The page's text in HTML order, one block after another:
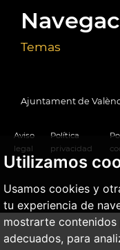
Utilizamos
Usamos cookies y
tu experiencia de
mostrarte contenidos
adecuados, para
Temas
Ajuntament de
Aviso
legal
Política
privacidad